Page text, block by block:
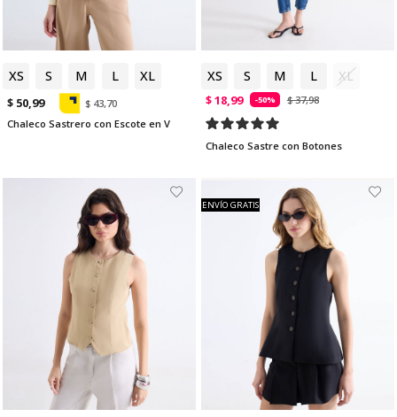
XS S M L XL
$ 50,99
$ 43,70
Chaleco Sastrero con Escote en V
XS S M L XL
$ 18,99 -50% $ 37,98
Chaleco Sastre con Botones
ENVÍO GRATIS